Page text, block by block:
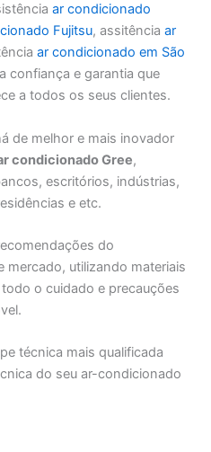
ar condicionado
Fujitsu, assitência ar
ar condicionado em São
confiança e garantia que
a todos os seus clientes.
de melhor e mais inovador
condicionado Gree,
escritórios, indústrias,
e etc.
do
mercado, utilizando materiais
o cuidado e precauções
técnica mais qualificada
do seu ar-condicionado